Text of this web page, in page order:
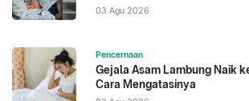
03 Agu 2026
Pencernaan
Gejala Asam Lambung Naik
Cara Mengatasinya